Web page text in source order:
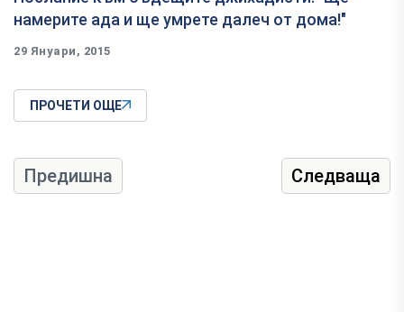
намерите ада и ще умрете далеч от дома!"
29 Януари, 2015
ПРОЧЕТИ ОЩЕ
Предишна Следваща